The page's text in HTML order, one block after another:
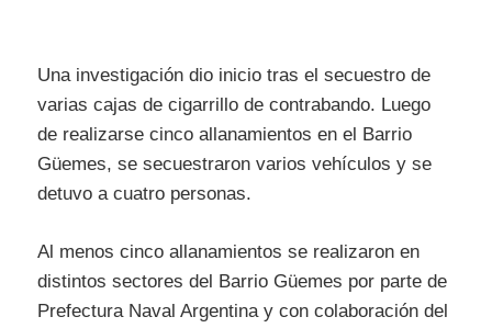
Una investigación dio inicio tras el secuestro de
varias cajas de cigarrillo de contrabando. Luego
de realizarse cinco allanamientos en el Barrio
Güemes, se secuestraron varios vehículos y se
detuvo a cuatro personas.
Al menos cinco allanamientos se realizaron en
distintos sectores del Barrio Güemes por parte de
Prefectura Naval Argentina y con colaboración del